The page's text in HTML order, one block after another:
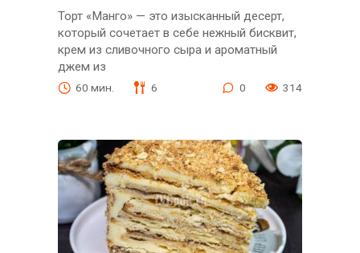
Торт «Манго» — это изысканный десерт,
который сочетает в себе нежный бисквит,
крем из сливочного сыра и ароматный
джем из
60 мин. 6 0 314